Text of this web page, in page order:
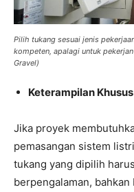
Pilih tukang sesuai jenis
kompeten, apalagi untuk
Gravel)
Keterampilan Khusus
Jika proyek
pemasangan sistem
tukang yang dipilih
berpengalaman,